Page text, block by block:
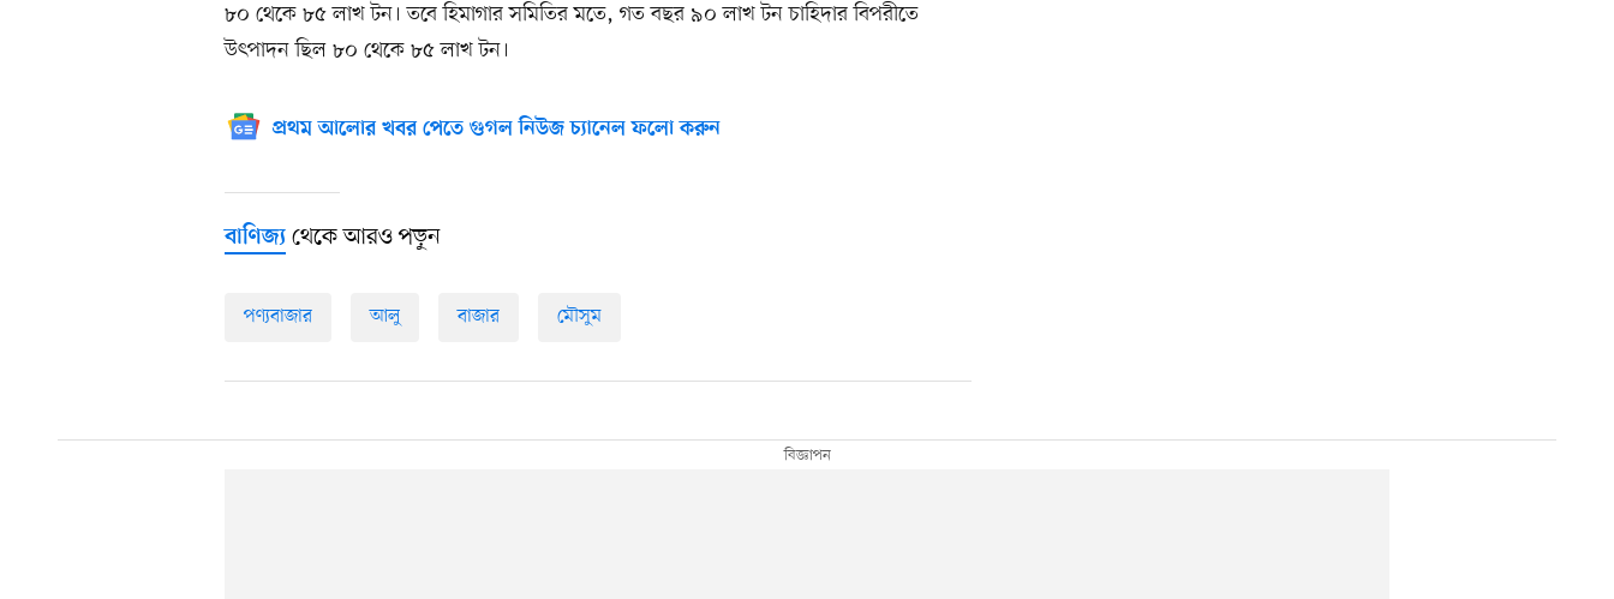
৮০ থেকে ৮৫ লাখ টন। তবে হিমাগার সমিতির মতে, গত বছর ৯০ লাখ টন চাহিদার বিপরীতে
উৎপাদন ছিল ৮০ থেকে ৮৫ লাখ টন।
প্রথম আলোর খবর পেতে গুগল নিউজ চ্যানেল ফলো করুন
বাণিজ্য থেকে আরও পড়ুন
পণ্যবাজার আলু বাজার মৌসুম